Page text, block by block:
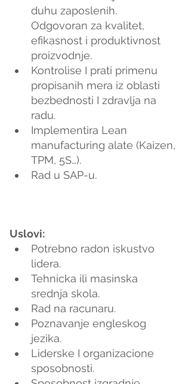
duhu zaposlenih.
Odgovoran za kvalitet,
efikasnost i produktivnost
proizvodnje.
Kontrolise I prati primenu
propisanih mera iz oblasti
bezbednosti I zdravlja na
radu.
Implementira Lean
manufacturing alate (Kaizen,
TPM, 5S…).
Rad u SAP-u.
Uslovi:
Potrebno radon iskustvo
lidera.
Tehnicka ili masinska
srednja skola.
Rad na racunaru.
Poznavanje engleskog
jezika.
Liderske I organizacione
sposobnosti.